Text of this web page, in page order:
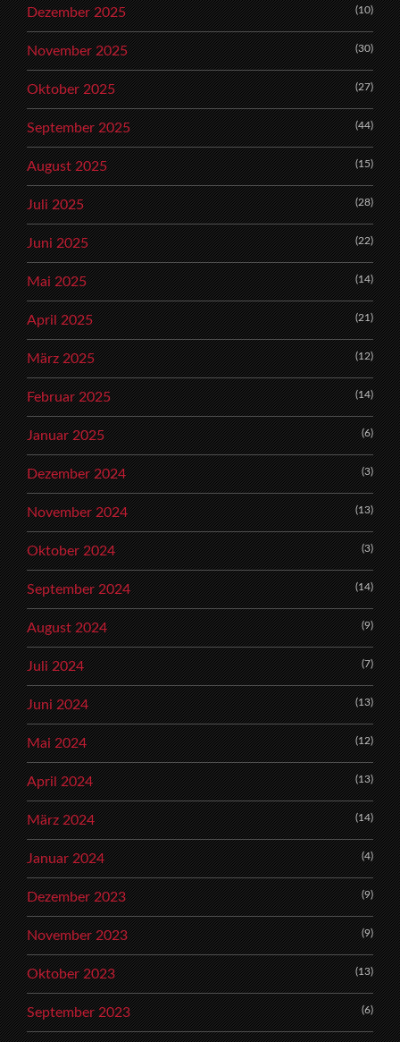
Dezember 2025 (10)
November 2025 (30)
Oktober 2025 (27)
September 2025 (44)
August 2025 (15)
Juli 2025 (28)
Juni 2025 (22)
Mai 2025 (14)
April 2025 (21)
März 2025 (12)
Februar 2025 (14)
Januar 2025 (6)
Dezember 2024 (3)
November 2024 (13)
Oktober 2024 (3)
September 2024 (14)
August 2024 (9)
Juli 2024 (7)
Juni 2024 (13)
Mai 2024 (12)
April 2024 (13)
März 2024 (14)
Januar 2024 (4)
Dezember 2023 (9)
November 2023 (9)
Oktober 2023 (13)
September 2023 (6)